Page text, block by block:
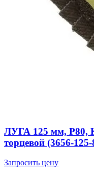
ЛУГА 125 мм, P80,
торцевой (3656-125-
Запросить цену